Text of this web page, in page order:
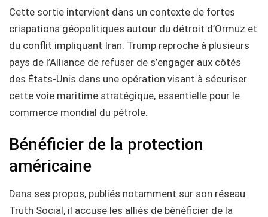
Cette sortie intervient dans un contexte de fortes
crispations géopolitiques autour du détroit d’Ormuz et
du conflit impliquant Iran. Trump reproche à plusieurs
pays de l’Alliance de refuser de s’engager aux côtés
des États-Unis dans une opération visant à sécuriser
cette voie maritime stratégique, essentielle pour le
commerce mondial du pétrole.
Bénéficier de la protection
américaine
Dans ses propos, publiés notamment sur son réseau
Truth Social, il accuse les alliés de bénéficier de la